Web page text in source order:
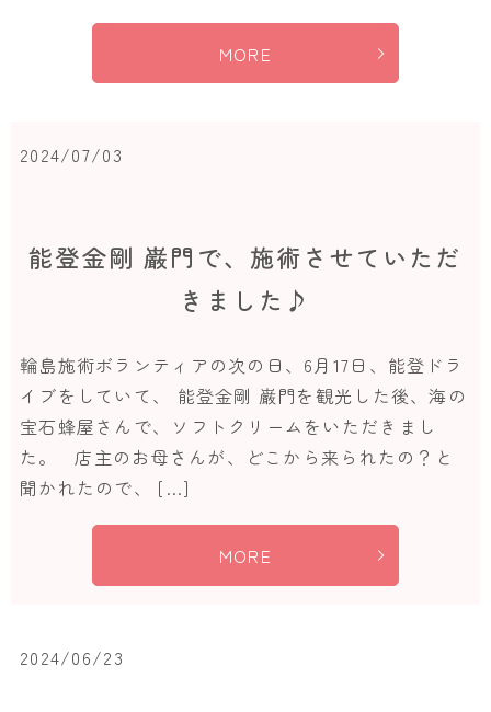
MORE
2024/07/03
能登金剛 巌門で、施術させていただ
きました♪
輪島施術ボランティアの次の日、6月17日、能登ドラ
イブをしていて、 能登金剛 巌門を観光した後、海の
宝石蜂屋さんで、ソフトクリームをいただきまし
た。 店主のお母さんが、どこから来られたの？と
聞かれたので、 […]
MORE
2024/06/23